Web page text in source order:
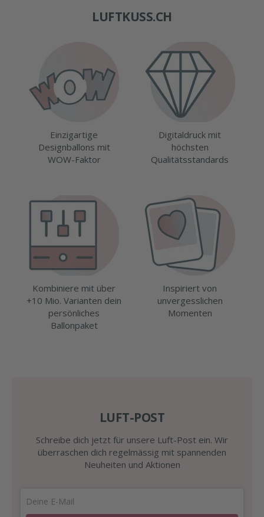
LUFTKUSS.CH
Einzigartige
Designballons mit
WOW-Faktor
Digitaldruck mit
höchsten
Qualitätsstandards
Kombiniere mit über
+10 Mio. Varianten dein
persönliches
Ballonpaket
Inspiriert von
unvergesslichen
Momenten
LUFT-POST
Schreibe dich jetzt für unsere Luft-Post ein. Wir
überraschen dich regelmässig mit spannenden
Neuheiten und Aktionen